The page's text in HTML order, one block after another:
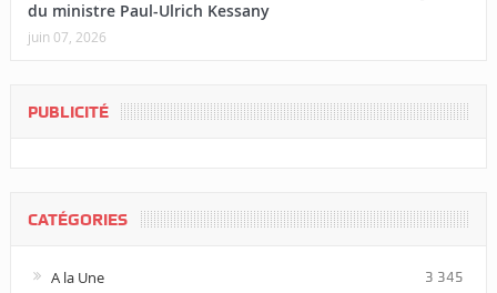
du ministre Paul-Ulrich Kessany
juin 07, 2026
PUBLICITÉ
CATÉGORIES
A la Une 3 345